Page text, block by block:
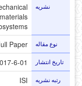
نشریه
نوع مقاله Paper
تاریخ انتشار 6-01
رتبه نشریه ISI